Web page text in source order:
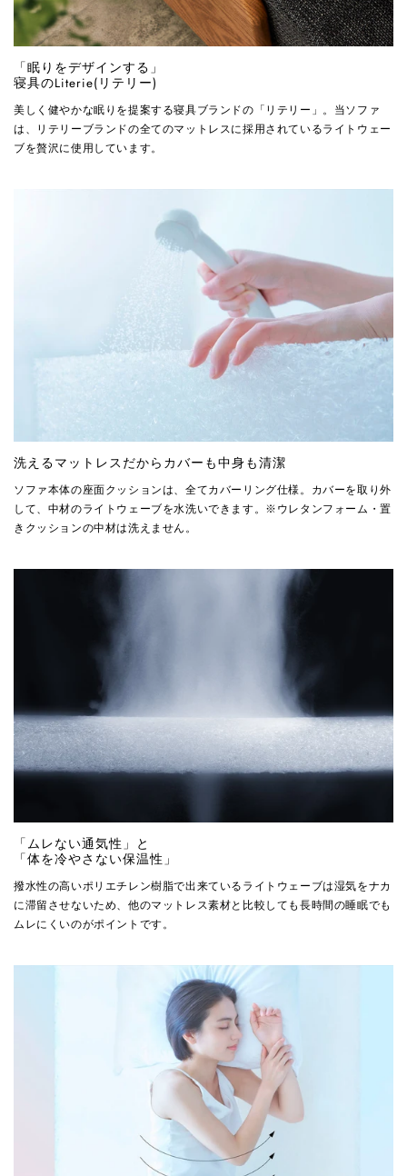
「眠りをデザインする」
寝具のLiterie(リテリー)
美しく健やかな眠りを提案する寝具ブランドの「リテリー」。当ソファ
は、リテリーブランドの全てのマットレスに採用されているライトウェー
ブを贅沢に使用しています。
洗えるマットレスだからカバーも中身も清潔
ソファ本体の座面クッションは、全てカバーリング仕様。カバーを取り外
して、中材のライトウェーブを水洗いできます。※ウレタンフォーム・置
きクッションの中材は洗えません。
「ムレない通気性」と
「体を冷やさない保温性」
撥水性の高いポリエチレン樹脂で出来ているライトウェーブは湿気をナカ
に滞留させないため、他のマットレス素材と比較しても長時間の睡眠でも
ムレにくいのがポイントです。